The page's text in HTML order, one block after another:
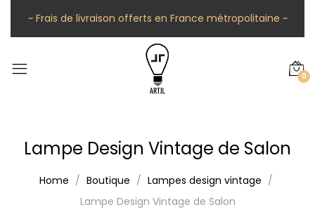
~ Frais de livraison offerts en France métropolitaine ~
0
Lampe Design Vintage de Salon
Home Boutique
Lampes design vintage
Lampe Design Vintage de Salon